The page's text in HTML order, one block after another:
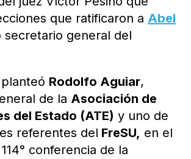
que ratificaron a Abel
secretario general del
Rodolfo Aguiar,
de la Asociación de
del Estado (ATE) y uno de
referentes del FreSU, en el
conferencia de la